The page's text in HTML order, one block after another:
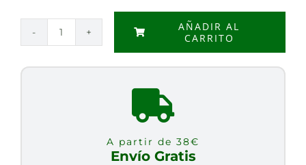
SUPER
RESVERATROL
AÑADIR AL
CARRITO
A partir de 38€
Envío Gratis